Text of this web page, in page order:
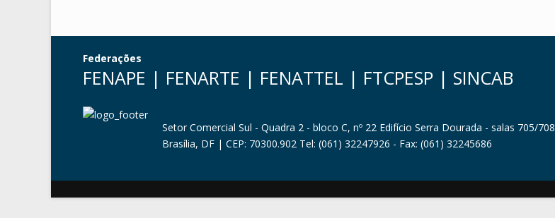
Federações
FENAPE | FENARTE | FENATTEL | FTCPESP | SINCAB
Setor Comercial Sul - Quadra 2 - bloco C, nº 22 Edifício Serra Dourada - salas 705/708
Brasília, DF | CEP: 70300.902 Tel: (061) 32247926 - Fax: (061) 32245686